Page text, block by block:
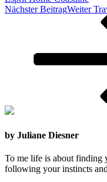
Nächster BeitragWeiter
by Juliane Diesner
To me life is about finding
following your instincts